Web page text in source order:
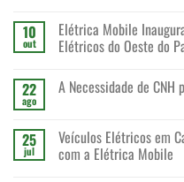
10
out
Elétrica Mobile
Elétricos do Oeste do
22
ago
A Necessidade de
25
jul
Veículos Elétricos em
com a Elétrica Mobile